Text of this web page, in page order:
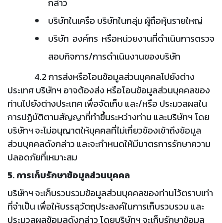
บริษัทในเครือ บริษัทในกลุ่ม ผู้ถือหุ้นรายใหญ่
บริษัท องค์กร หรือหน่วยงานที่ดำเนินการตรวจ
สอบกิจการ/การดำเนินงานของบริษัท
4.2 การส่งหรือโอนข้อมูลส่วนบุคคลไปยังต่าง
ประเทศ บริษัทฯ อาจต้องส่ง หรือโอนข้อมูลส่วนบุคคลของ
ท่านไปยังต่างประเทศ เพื่อจัดเก็บ และ/หรือ ประมวลผลใน
การปฏิบัติตามสัญญาที่ทำขึ้นระหว่างท่าน และบริษัทฯ โดย
บริษัทฯ จะไม่อนุญาตให้บุคคลที่ไม่เกี่ยวข้องเข้าถึงข้อมูล
ส่วนบุคคลดังกล่าว และจะกำหนดให้มีมาตรการรักษาความ
ปลอดภัยที่เหมาะสม
5. การเก็บรักษาข้อมูลส่วนบุคคล
บริษัทฯ จะเก็บรวบรวมข้อมูลส่วนบุคคลของท่านไว้ตราบเท่า
ที่จำเป็น เพื่อให้บรรลุวัตถุประสงค์ในการเก็บรวบรวม และ
ประมวลผลข้อมูลดังกล่าว โดยบริษัทฯ จะเก็บรักษาข้อมูล